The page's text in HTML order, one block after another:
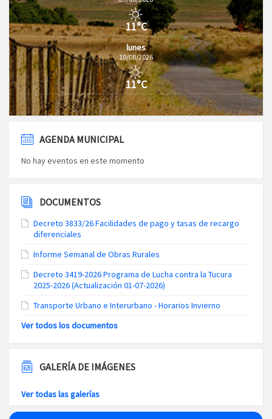
11°C
lunes
10/08/2026
11°C
AGENDA MUNICIPAL
No hay eventos en este momento
DOCUMENTOS
Decreto 3833/26 Facilidades de pago y tasas de recargo
diferenciales
Informe Semanal de Obras Rurales
Decreto 3419-2026 Programa de Lucha contra la Tucura
2025-2026 (Actualización 01-07-2026)
Transporte Urbano e Interurbano - Horarios Invierno
Ver todos los documentos
GALERÍA DE IMÁGENES
Ver todas las galerías